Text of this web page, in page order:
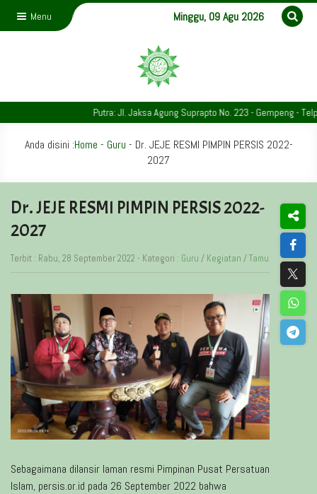
Menu Minggu, 09 Agu 2026
Putra: Jl. Jaksa Agung Suprapto No. 223 - Gempeng -
Anda disini :Home - Guru - Dr. JEJE RESMI PIMPIN PERSIS 2022-
2027
Dr. JEJE RESMI PIMPIN PERSIS 2022-
2027
Terbit : Rabu, 28 September 2022 - Kategori : Guru / Kegiatan /Tamu
Sebagaimana dilansir laman resmi Pimpinan Pusat Persatuan
Islam, persis.or.id pada 26 September 2022 bahwa